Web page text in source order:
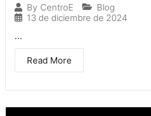
By CentroE
Blog
13 de diciembre de 2024
…
Read More